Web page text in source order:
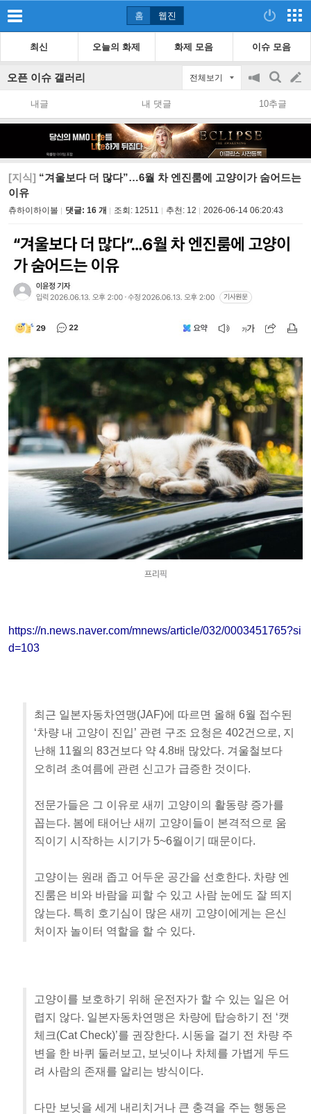
홈 웹진
최신 오늘의 화제 화제 모음 이슈 모음
오픈 이슈 갤러리 전체보기
공
지
on/off
검
색
글
쓰
내글 내 댓글 10추글
[지식] “겨울보다 더 많다”…6월 차 엔진룸에 고양이가 숨어드는
이유
츄하이하이볼 댓글: 16 개 조회: 12511 추천: 12 2026-06-14 06:20:43
https://n.news.naver.com/mnews/article/032/0003451765?si
d=103
최근 일본자동차연맹(JAF)에 따르면 올해 6월 접수된
‘차량 내 고양이 진입’ 관련 구조 요청은 402건으로, 지
난해 11월의 83건보다 약 4.8배 많았다. 겨울철보다
오히려 초여름에 관련 신고가 급증한 것이다.
전문가들은 그 이유로 새끼 고양이의 활동량 증가를
꼽는다. 봄에 태어난 새끼 고양이들이 본격적으로 움
직이기 시작하는 시기가 5~6월이기 때문이다.
고양이는 원래 좁고 어두운 공간을 선호한다. 차량 엔
진룸은 비와 바람을 피할 수 있고 사람 눈에도 잘 띄지
않는다. 특히 호기심이 많은 새끼 고양이에게는 은신
처이자 놀이터 역할을 할 수 있다.
고양이를 보호하기 위해 운전자가 할 수 있는 일은 어
렵지 않다. 일본자동차연맹은 차량에 탑승하기 전 ‘캣
체크(Cat Check)’를 권장한다. 시동을 걸기 전 차량 주
변을 한 바퀴 둘러보고, 보닛이나 차체를 가볍게 두드
려 사람의 존재를 알리는 방식이다.
다만 보닛을 세게 내리치거나 큰 충격을 주는 행동은